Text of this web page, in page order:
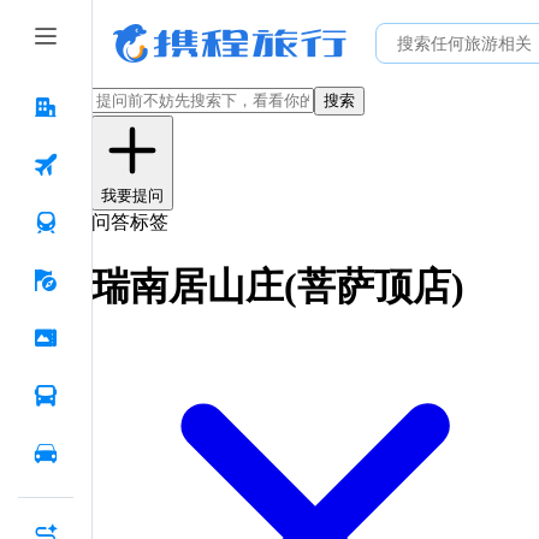
搜索
我要提问
问答标签
瑞南居山庄(菩萨顶店)